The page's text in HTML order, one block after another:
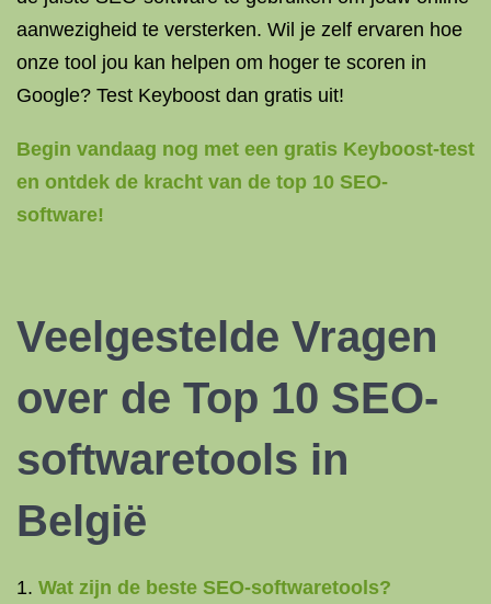
aanwezigheid te versterken. Wil je zelf ervaren hoe
onze tool jou kan helpen om hoger te scoren in
Google? Test Keyboost dan gratis uit!
Begin vandaag nog met een gratis Keyboost-test
en ontdek de kracht van de top 10 SEO-
software!
Veelgestelde Vragen
over de Top 10 SEO-
softwaretools in
België
Wat zijn de beste SEO-softwaretools?